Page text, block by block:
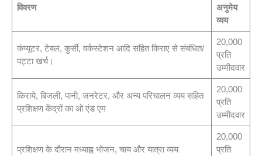
विवरण
अनुमेय
व्यय
कंप्यूटर, टेबल, कुर्सी, वर्कस्टेशन आदि सहित किराए से संबंधित/
पट्टा खर्च।
20,000
प्रति
उम्मीदवार
किराये, बिजली, पानी, जनरेटर, और अन्य परिचालन व्यय सहित
प्रशिक्षण केंद्रों का ओ एंड एम
20,000
प्रति
उम्मीदवार
प्रशिक्षण के दौरान मध्याह्न भोजन, चाय और यात्रा व्यय
20,000
प्रति